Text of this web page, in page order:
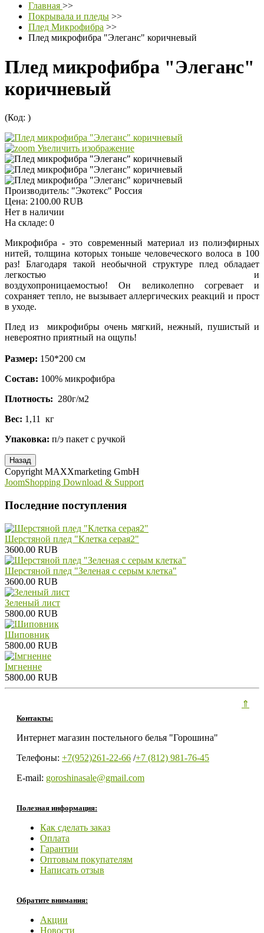
Главная >>
Покрывала и пледы >>
Плед Микрофибра >>
Плед микрофибра "Элеганс" коричневый
Плед микрофибра "Элеганс"
коричневый
(Код: )
Увеличить изображение
Производитель: "Экотекс" Россия
Цена: 2100.00 RUB
Нет в наличии
На складе: 0
Микрофибра -это современный материал из полиэфирных
нитей, толщина которых тоньше человеческого волоса в 100
раз! Благодаря такой необычной структуре плед обладает
легкостью и
воздухопроницаемостью! Он великолепно согревает и
сохраняет тепло, не вызывает аллергических реакций и прост
в уходе.
Плед из микрофибры очень мягкий, нежный, пушистый и
невероятно приятный на ощупь!
Размер: 150*200 см
Состав: 100% микрофибра
Плотность: 280г/м2
Вес: 1,11 кг
Упаковка: п/э пакет с ручкой
Copyright MAXXmarketing GmbH
JoomShopping Download & Support
Последние поступления
Шерстяной плед "Клетка серая2"
3600.00 RUB
Шерстяной плед "Зеленая с серым клетка"
3600.00 RUB
Зеленый лист
5800.00 RUB
Шиповник
5800.00 RUB
Iмгненне
5800.00 RUB
Контакты:
Интернет магазин постельного белья "Горошина"
Телефоны: +7(952)261-22-66 /+7 (812) 981-76-45
E-mail: goroshinasale@gmail.com
Полезная информация:
Как сделать заказ
Оплата
Гарантии
Оптовым покупателям
Написать отзыв
Обратите внимания:
Акции
Новости
⇑